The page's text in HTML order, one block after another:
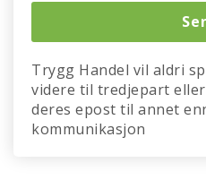
Trygg Handel vil aldri
videre til tredjepart
deres epost til annet
kommunikasjon